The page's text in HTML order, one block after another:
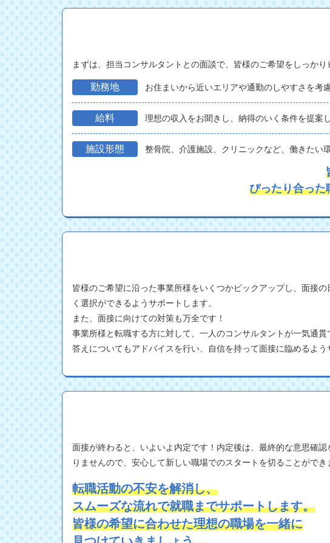
まずは、担当コンサルタントとの面談で、皆様のご希望をしっか
勤務地 お住まいから近いエリアや通勤のしやすさを考慮
給料 理想の収入をお聞きし、納得のいく条件を提案し
施設形態 整骨院、介護施設、クリニックなど、働きたい
ぴったり合った
皆様のご希望に沿った事業所様をいくつかピックアップし、面接
く選択ができるようサポートします。
また、面接に向けての対策も万全です！
事業所様と転職する方に対して、一人のコンサルタントが一気通
答えについてもアドバイスを行い、自信を持って面接に臨めるよう
面接が終わると、いよいよ内定です！内定後は、最終的な意思確
りませんので、安心して新しい職場でのスタートを切ることができ
転職活動の不安を解消し、
スムーズな流れで就職までサポートします。
皆様の希望に合わせた理想の職場を一緒に